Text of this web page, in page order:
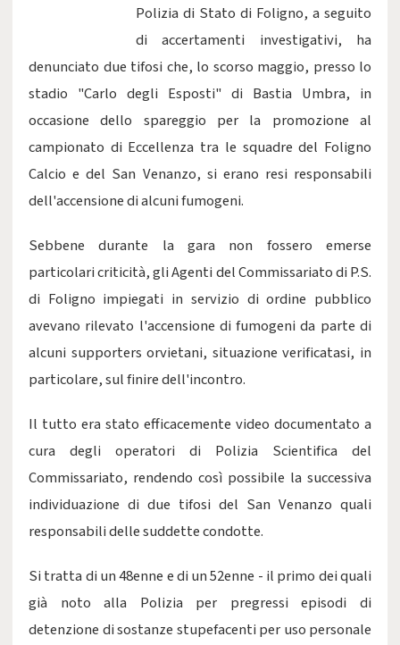
Polizia di Stato di Foligno, a seguito
di accertamenti investigativi, ha
denunciato due tifosi che, lo scorso maggio, presso lo
stadio "Carlo degli Esposti" di Bastia Umbra, in
occasione dello spareggio per la promozione al
campionato di Eccellenza tra le squadre del Foligno
Calcio e del San Venanzo, si erano resi responsabili
dell'accensione di alcuni fumogeni.
Sebbene durante la gara non fossero emerse
particolari criticità, gli Agenti del Commissariato di P.S.
di Foligno impiegati in servizio di ordine pubblico
avevano rilevato l'accensione di fumogeni da parte di
alcuni supporters orvietani, situazione verificatasi, in
particolare, sul finire dell'incontro.
Il tutto era stato efficacemente video documentato a
cura degli operatori di Polizia Scientifica del
Commissariato, rendendo così possibile la successiva
individuazione di due tifosi del San Venanzo quali
responsabili delle suddette condotte.
Si tratta di un 48enne e di un 52enne - il primo dei quali
già noto alla Polizia per pregressi episodi di
detenzione di sostanze stupefacenti per uso personale